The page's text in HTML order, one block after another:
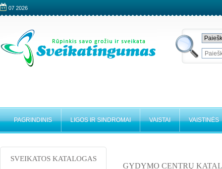
07 2026
PAGRINDINIS LIGOS IR SINDROMAI VAISTAI VAISTINĖS
GYDYMO CENTRŲ
SVEIKATOS KATALOGAS